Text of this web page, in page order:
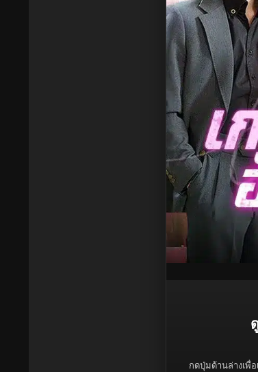
กดปุ่มด้านล่างเพื่